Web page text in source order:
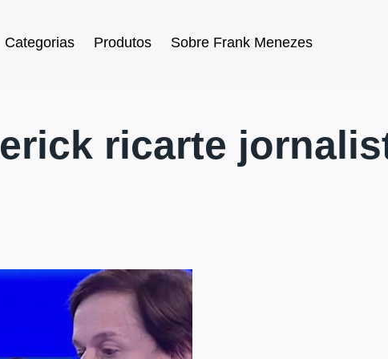
Categorias Produtos Sobre Frank Menezes
erick ricarte